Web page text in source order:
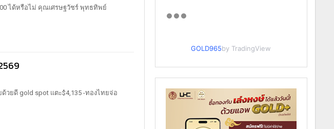
ได้หรือไม่ คุณเศรษฐวัชร์ พุทธทิพย์
วยดี gold spot แตะ$4,135 -ทองไทยจ่อ
GOLD965by TradingView